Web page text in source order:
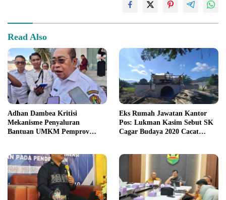
Read Also
Adhan Dambea Kritisi
Mekanisme Penyaluran
Bantuan UMKM Pemprov
Eks Rumah Jawatan Kantor
Pos: Lukman Kasim Sebut SK
Cagar Budaya 2020 Cacat